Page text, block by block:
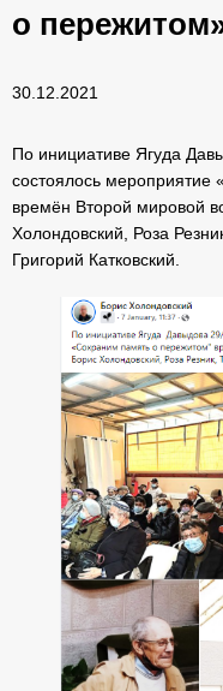
о
30.12.2021
По инициативе Ягуда
состоялось
времён Второй мировой
Холондовский, Роза
Григорий Катковский.